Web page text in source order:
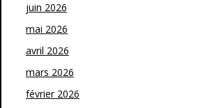
juin 2026
mai 2026
avril 2026
mars 2026
février 2026